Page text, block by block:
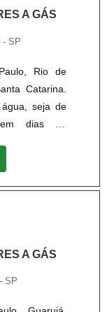
A GÁS
- SP
Rio de
Catarina.
seja de
dias de
série de
diferentes e
atua com
A GÁS
SP